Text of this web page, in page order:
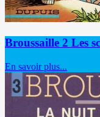
Broussaille 2 Les
En savoir plus...